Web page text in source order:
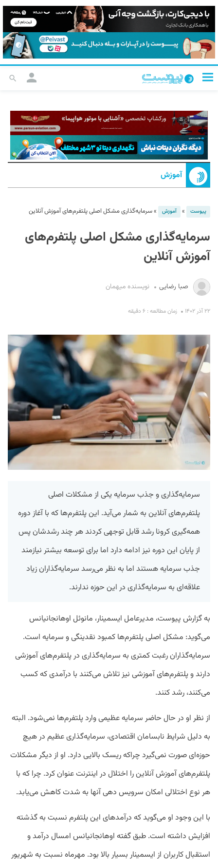
آموزش
پیوست » آموزش »سرمایه‌گذاری مشکل اصلی پلتفرم‌های آموزش آنلاین
سرمایه‌گذاری مشکل اصلی پلتفرم‌های
آموزش آنلاین
صبا رضایی نویسنده میهمان
۲۲ آذر ۱۴۰۲ زمان مطالعه : ۶ دقیقه
سرمایه‌گذاری و جذب سرمایه یکی از مشکلات اصلی
پلتفرم‌های آنلاین به شمار می‌آید. این پلتفرم‌ها که با آغاز دوره
همه‌گیری کرونا رشد قابل توجهی کردند هر چند رشدشان پس
از پایان این دوره نیز ادامه دارد اما برای توسعه بیشتر نیازمند
جذب سرمایه هستند اما به نظر می‌رسد سرمایه‌گذاران زیاد
علاقه‌ای به سرمایه‌گذاری در این حوزه ندارند.
به گزارش پیوست، مدیرعامل ایسمینار، مانوئل اوهانجانیانس
می‌گوید: مشکل اصلی پلتفرم‌ها کمبود نقدینگی و سرمایه است.
سرمایه‌گذاران رغبت کمتری به سرمایه‌گذاری در پلتفرم‌های آموزشی
دارند و پلتفرم‌های آموزشی نیز تلاش می‌کنند با درآمدی که کسب
می‌کنند، رشد کنند.
از نظر او در حال حاضر سرمایه عظیمی وارد پلتفرم‌ها نمی‌شود. البته
به دلیل شرایط نابسامان اقتصادی، سرمایه‌گذاری عظیم در هیچ
حوزه‌ای صورت نمی‌گیرد چراکه ریسک بالایی دارد. او از دیگر مشکلات
پلتفرم‌های آموزش آنلاین را اختلال‌ در اینترنت عنوان کرد. چرا که با
هر نوع اختلالی امکان سرویس دهی آنها به شدت کاهش می‌یابد.
با این وجود او می‌‌گوید که درآمدهای این پلتفرم نسبت به گذشته
افزایش داشته است. طبق گفته اوهانجانیانس امسال درآمد و
استقبال کاربران از ایسمینار بسیار بالا بود. مهرماه نسبت به شهریور